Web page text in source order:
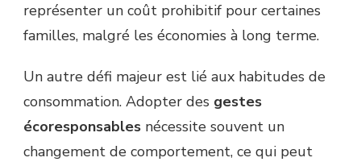
représenter un coût prohibitif pour certaines
familles, malgré les économies à long terme.
Un autre défi majeur est lié aux habitudes de
consommation. Adopter des gestes
écoresponsables nécessite souvent un
changement de comportement, ce qui peut